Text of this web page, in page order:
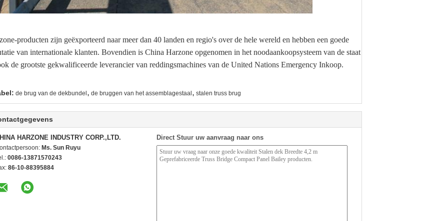
producten zijn geëxporteerd naar meer dan 40 landen en regio's over de hele wereld en hebben een goede
van internationale klanten. Bovendien is China Harzone opgenomen in het noodaankoopsysteem van de staat
de grootste gekwalificeerde leverancier van reddingsmachines van de United Nations Emergency Inkoop.
de brug van de dekbundel, de bruggen van het assemblagestaal, stalen truss brug
HARZONE INDUSTRY CORP.,LTD.
Ms. Sun Ruyu
0086-13871570243
86-10-88395884
Direct Stuur uw aanvraag naar ons